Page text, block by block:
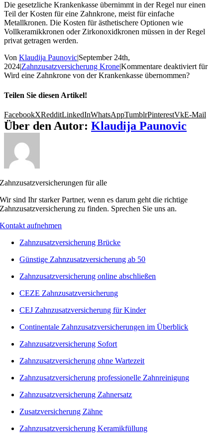
Die gesetzliche Krankenkasse übernimmt in der Regel nur einen
Teil der Kosten für eine Zahnkrone, meist für einfache
Metallkronen. Die Kosten für ästhetischere Optionen wie
Vollkeramikkronen oder Zirkonoxidkronen müssen in der Regel
privat getragen werden.
Von Klaudija Paunovic|September 24th,
2024|Zahnzusatzversicherung Krone|Kommentare deaktiviertfür
Wird eine Zahnkrone von der Krankenkasse übernommen?
Teilen Sie diesen Artikel!
FacebookXRedditLinkedInWhatsAppTumblrPinterestVkE-Mail
Über den Autor: Klaudija Paunovic
Zahnzusatzversicherungen für alle
Wir sind Ihr starker Partner, wenn es darum geht die richtige
Zahnzusatzversicherung zu finden. Sprechen Sie uns an.
Kontakt aufnehmen
Zahnzusatzversicherung Brücke
Günstige Zahnzusatzversicherung ab 50
Zahnzusatzversicherung online abschließen
CEZE Zahnzusatzversicherung
CEJ Zahnzusatzversicherung für Kinder
Continentale Zahnzusatzversicherungen im Überblick
Zahnzusatzversicherung Sofort
Zahnzusatzversicherung ohne Wartezeit
Zahnzusatzversicherung professionelle Zahnreinigung
Zahnzusatzversicherung Zahnersatz
Zusatzversicherung Zähne
Zahnzusatzversicherung Keramikfüllung